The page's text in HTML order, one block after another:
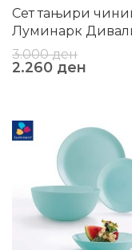
Сет тањири
Луминарк
3.000ден
2.260 ден
-25%